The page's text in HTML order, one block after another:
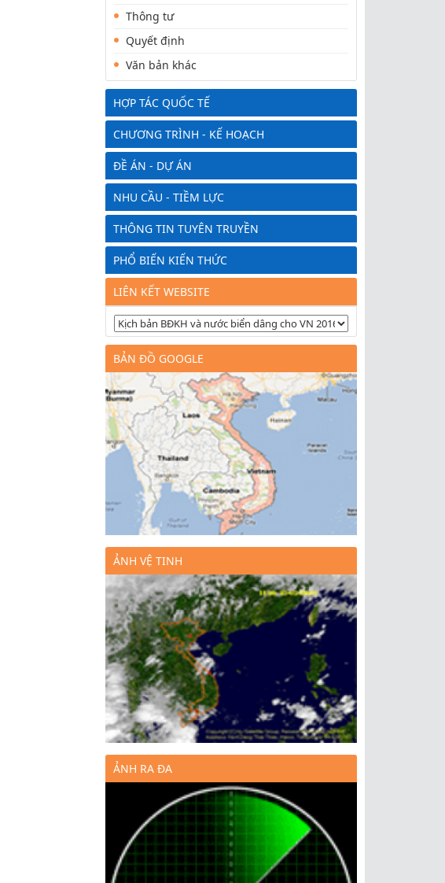
Thông tư
Quyết định
Văn bản khác
HỢP TÁC QUỐC TẾ
CHƯƠNG TRÌNH - KẾ HOẠCH
ĐỀ ÁN - DỰ ÁN
NHU CẦU - TIỀM LỰC
THÔNG TIN TUYÊN TRUYỀN
PHỔ BIẾN KIẾN THỨC
LIÊN KẾT WEBSITE
BẢN ĐỒ GOOGLE
ẢNH VỆ TINH
ẢNH RA ĐA